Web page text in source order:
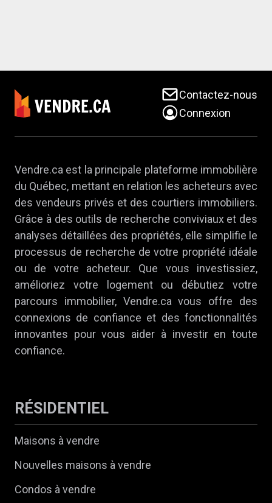
Contactez-nous
Connexion
Vendre.ca est la principale plateforme immobilière
du Québec, mettant en relation les acheteurs avec
des vendeurs privés et des courtiers immobiliers.
Grâce à des outils de recherche conviviaux et des
analyses détaillées des propriétés, elle simplifie le
processus de recherche de votre propriété idéale
ou de votre acheteur. Que vous investissiez,
amélioriez votre logement ou débutiez votre
parcours immobilier, Vendre.ca vous offre des
connexions de confiance et des fonctionnalités
innovantes pour vous aider à investir en toute
confiance.
RÉSIDENTIEL
Maisons à vendre
Nouvelles maisons à vendre
Condos à vendre